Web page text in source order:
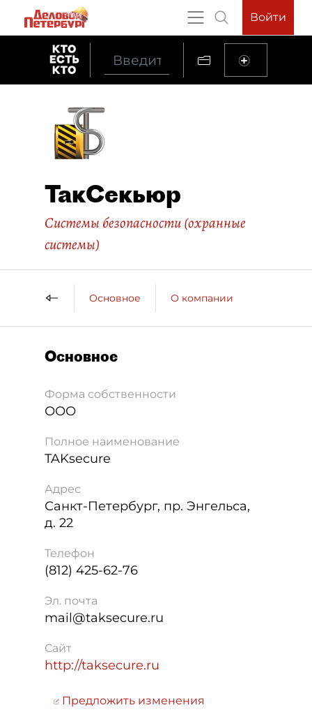
Войти
ТакСекьюр
Системы безопасности (охранные
системы)
Основное О компании
Основное
Форма собственности
ООО
Полное наименование
TAKsecure
Адрес
Санкт-Петербург, пр. Энгельса,
д. 22
Телефон
(812) 425-62-76
Эл. почта
mail@taksecure.ru
Сайт
http://taksecure.ru
Предложить изменения